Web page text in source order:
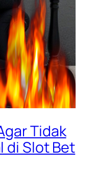
Tidak
di Slot Bet